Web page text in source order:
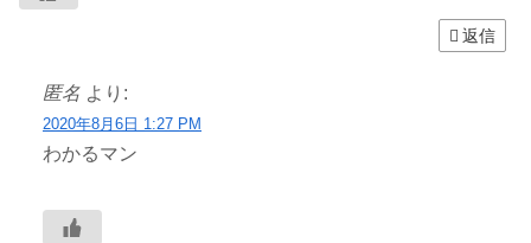
返信
匿名 より:
2020年8月6日 1:27 PM
わかるマン